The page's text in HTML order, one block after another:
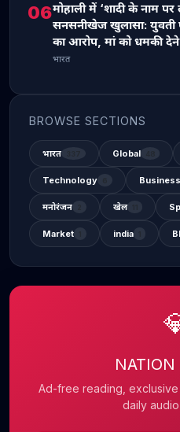
06मोहाली में ‘शादी के नाम
सनसनीखेज खुलासा: युवती
का आरोप, मां को धमकी
भारत
BROWSE SECTIONS
भारत Global
Technology Business
मनोरंजन खेल
Market india
Ad-free reading,
daily